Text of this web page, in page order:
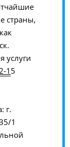
страны,
услуги
15
г.
1